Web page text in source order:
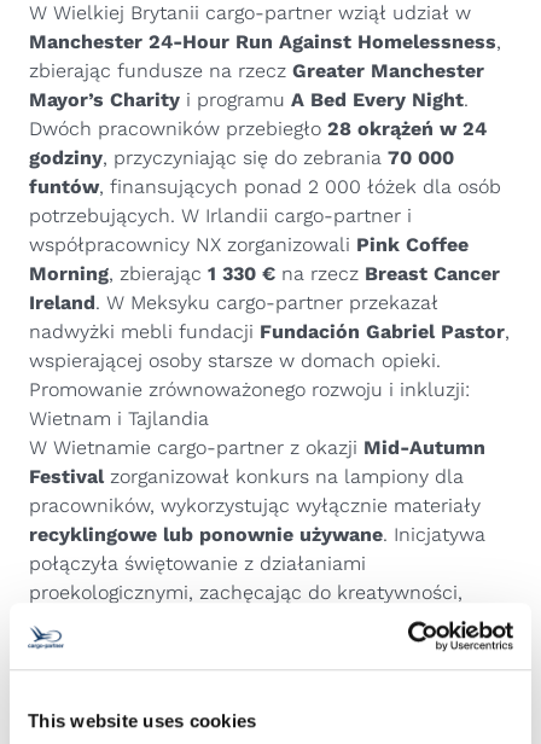
This website uses cookies
W Wielkiej Brytanii cargo-partner wziął udział w
Manchester 24-Hour Run Against Homelessness,
zbierając fundusze na rzecz Greater Manchester
Mayor’s Charity i programu A Bed Every Night.
Dwóch pracowników przebiegło 28 okrążeń w 24
godziny, przyczyniając się do zebrania 70 000
funtów, finansujących ponad 2 000 łóżek dla osób
potrzebujących. W Irlandii cargo-partner i
współpracownicy NX zorganizowali Pink Coffee
Morning, zbierając 1 330 € na rzecz Breast Cancer
Ireland. W Meksyku cargo-partner przekazał
nadwyżki mebli fundacji Fundación Gabriel Pastor,
wspierającej osoby starsze w domach opieki.
Promowanie zrównoważonego rozwoju i inkluzji:
Wietnam i Tajlandia
W Wietnamie cargo-partner z okazji Mid-Autumn
Festivalzorganizował konkurs na lampiony dla
pracowników, wykorzystując wyłącznie materiały
recyklingowe lub ponownie używane. Inicjatywa
połączyła świętowanie z działaniami
proekologicznymi, zachęcając do kreatywności,
pracy zespołowej i promując świadomość
ponownego wykorzystania materiałów. W Tajlandii
fitness , promujące zdrowszy styl życia i aktywność